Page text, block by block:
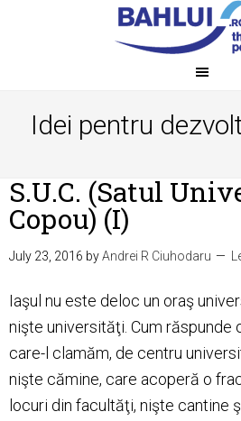
Idei pentru
S.U.C. (Satul
Copou) (I)
July 23, 2016 byAndrei R Ciuhodaru
Iaşul nu este deloc un oraş
nişte universităţi. Cum răspunde
care-l clamăm, de centru
nişte cămine, care acoperă o
locuri din facultăţi, nişte cantine